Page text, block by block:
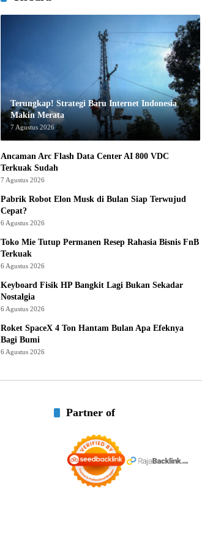
Terungkap! Strategi Baru Internet Indonesia
Makin Merata
7 Agustus 2026
Ancaman Arc Flash Data Center AI 800 VDC
Terkuak Sudah
7 Agustus 2026
Pabrik Robot Elon Musk di Bulan Siap Terwujud
Cepat?
6 Agustus 2026
Toko Mie Tutup Permanen Resep Rahasia Bisnis FnB
Terkuak
6 Agustus 2026
Keyboard Fisik HP Bangkit Lagi Bukan Sekadar
Nostalgia
6 Agustus 2026
Roket SpaceX 4 Ton Hantam Bulan Apa Efeknya
Bagi Bumi
6 Agustus 2026
Partner of